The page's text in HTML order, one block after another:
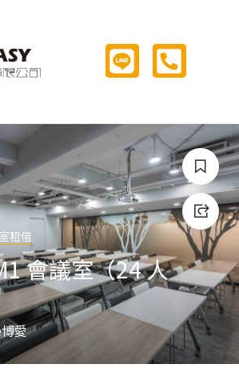
租借
會議室（24 人
愛